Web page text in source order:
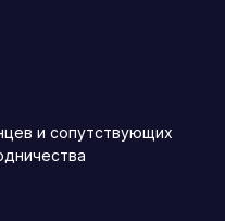
и сопутствующих